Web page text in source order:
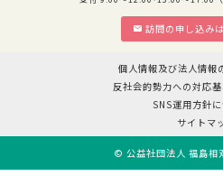
訪問の申し込み
個人情報及び法人情報
反社会的勢力への対応
SNS運用方針
サイトマ
© 公益社団法人 福島相